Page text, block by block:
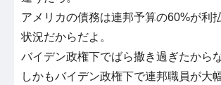
アメリカの債務は連邦予算の60%が利
状況だからだよ。
バイデン政権下でばら撒き過ぎたからな
しかもバイデン政権下で連邦職員が大